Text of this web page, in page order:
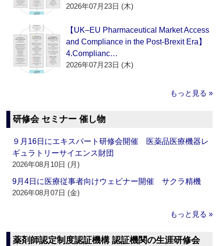
2026年07月23日 (木)
【UK–EU Pharmaceutical Market Access
and Compliance in the Post-Brexit Era】
4.Complianc…
2026年07月23日 (木)
もっと見る »
研修会 セミナー 催し物
９月16日にエキスパート研修会開催 医薬品医療機器レ
ギュラトリーサイエンス財団
2026年08月10日 (月)
9月4日に医療従事者向けウェビナー開催 サクラ精機
2026年08月07日 (金)
もっと見る »
薬剤師認定制度認証機構 認証機関の生涯研修会